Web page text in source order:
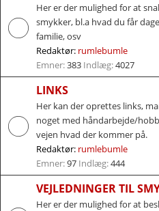
Her er der mulighed for at
smykker, bl.a hvad du får
familie, osv
Redaktør: rumlebumle
Emner:383 Indlæg:4027
LINKS
Her kan der oprettes links,
noget med håndarbejde/
vejen hvad der kommer på.
Redaktør: rumlebumle
Emner:97 Indlæg:444
VEJLEDNINGER TIL
Her er der mulighed for at